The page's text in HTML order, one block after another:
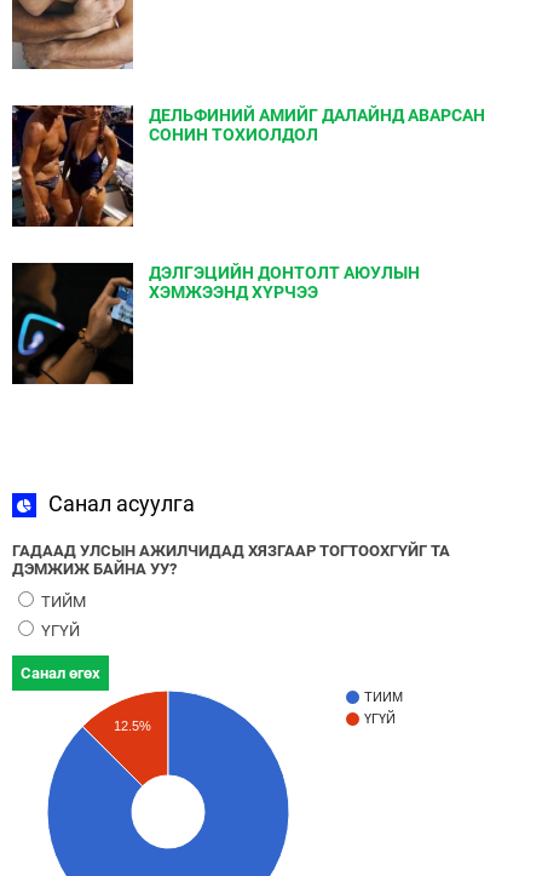
ДЕЛЬФИНИЙ АМИЙГ ДАЛАЙНД АВАРСАН
СОНИН ТОХИОЛДОЛ
ДЭЛГЭЦИЙН ДОНТОЛТ АЮУЛЫН
ХЭМЖЭЭНД ХҮРЧЭЭ
Санал асуулга
ГАДААД УЛСЫН АЖИЛЧИДАД ХЯЗГААР ТОГТООХГҮЙГ ТА
ДЭМЖИЖ БАЙНА УУ?
ТИЙМ
ҮГҮЙ
Санал өгөх
ТИЙМ
ҮГҮЙ
12.5%